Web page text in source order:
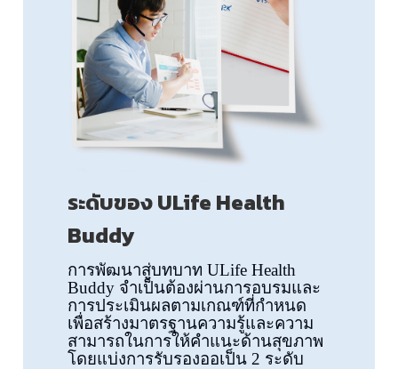
ระดับของ ULife Health
Buddy
การพัฒนาสู่บทบาท ULife Health
Buddy จำเป็นต้องผ่านการอบรมและ
การประเมินผลตามเกณฑ์ที่กำหนด
เพื่อสร้างมาตรฐานความรู้และความ
สามารถในการให้คำแนะด้านสุขภาพ
โดยแบ่งการรับรองออเป็น 2 ระดับ